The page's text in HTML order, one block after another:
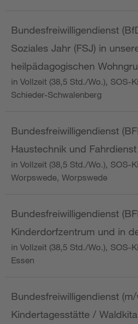
Bundesfreiwilligendienst
Soziales Jahr (FSJ) in
heilpädagogischen
in Vollzeit (38,5 Std./Wo.), SOS-
Schieder-Schwalenberg
Bundesfreiwilligendienst
Haustechnik und
in Vollzeit (38,5 Std./Wo.), SOS-
Worpswede, Worpswede
Bundesfreiwilligendienst
Kinderdorfzentrum und in
in Vollzeit (38,5 Std./Wo.), SOS-
Essen
Bundesfreiwilligendienst
Kindertagesstätte / Waldkita